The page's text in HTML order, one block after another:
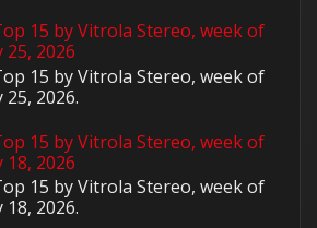
15 by Vitrola Stereo, week of
25, 2026
15 by Vitrola Stereo, week of
25, 2026.
15 by Vitrola Stereo, week of
18, 2026
15 by Vitrola Stereo, week of
18, 2026.